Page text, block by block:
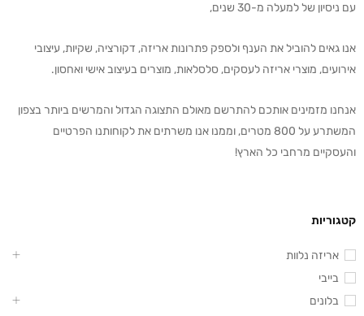
עם ניסיון של למעלה מ-30 שנים,
אנו גאים להוביל את הענף ולספק פתרונות אריזה, דקורציה, שקיות, עיצובי
אירועים, מוצרי אריזה לעסקים, סלסלאות, מוצרים בעיצוב אישי ואחסון.
אנחנו מזמינים אותכם להתרשם מאולם התצוגה הגדול והמרשים ביותר בצפון
המשתרע על 800 מטרים, וממנו אנו משרתים את לקוחותנו הפרטיים
והעסקיים מרחבי כל הארץ!
קטגוריות
אריזה נלוות
בייבי
בלונים